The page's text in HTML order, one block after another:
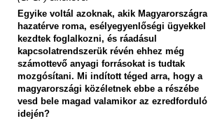
Egyike voltál azoknak, akik Magyarországra
hazatérve roma, esélyegyenlőségi ügyekkel
kezdtek foglalkozni, és ráadásul
kapcsolatrendszerük révén ehhez még
számottevő anyagi forrásokat is tudtak
mozgósítani. Mi indított téged arra, hogy a
magyarországi közéletnek ebbe a részébe
vesd bele magad valamikor az ezredforduló
idején?